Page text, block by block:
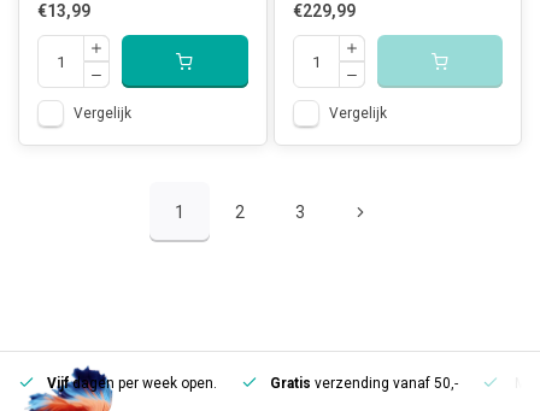
€13,99
Vergelijk
€229,99
Vergelijk
1 2 3
Vijfdagen per week open. Gratis verzending vanaf 50,-